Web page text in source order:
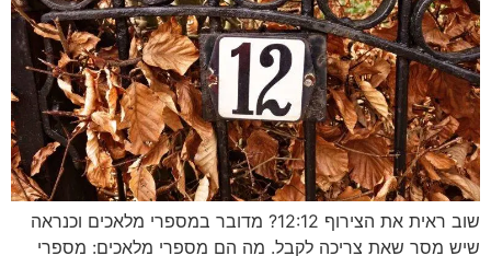
שוב ראית את הצירוף 12:12? מדובר במספרי מלאכים וכנראה
שיש מסר שאת צריכה לקבל. מה הם מספרי מלאכים: מספרי